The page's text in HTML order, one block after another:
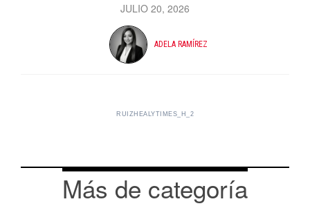
JULIO 20, 2026
ADELA RAMÍREZ
RUIZHEALYTIMES_H_2
Más de categoría